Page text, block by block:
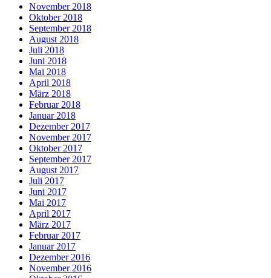
November 2018
Oktober 2018
September 2018
August 2018
Juli 2018
Juni 2018
Mai 2018
April 2018
März 2018
Februar 2018
Januar 2018
Dezember 2017
November 2017
Oktober 2017
September 2017
August 2017
Juli 2017
Juni 2017
Mai 2017
April 2017
März 2017
Februar 2017
Januar 2017
Dezember 2016
November 2016